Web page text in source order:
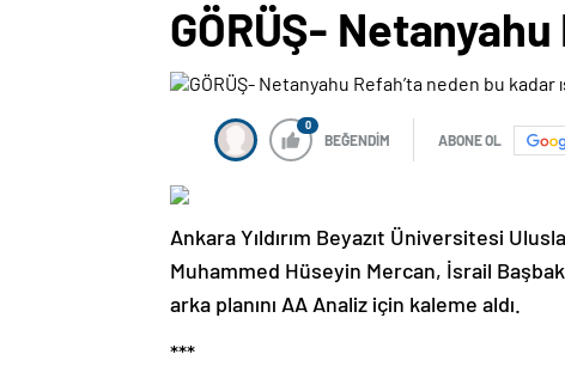
GÖRÜŞ-
0
BEĞENDİM ABONE OL
Ankara Yıldırım Beyazıt Üniversitesi
Muhammed Hüseyin Mercan, İsrail
arka planını AA Analiz için kaleme aldı.
***